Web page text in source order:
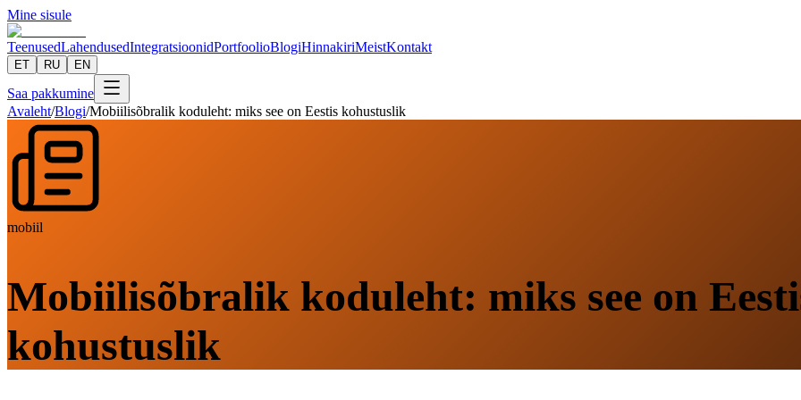
Mine sisule
TeenusedLahendusedIntegratsioonidPortfoolioBlogiHinnakiriMeistKontakt
ET RU EN
Saa pakkumine
Avaleht/Blogi/Mobiilisõbralik koduleht: miks see on Eestis kohustuslik
mobiil
Mobiilisõbralik koduleht: miks see on
kohustuslik